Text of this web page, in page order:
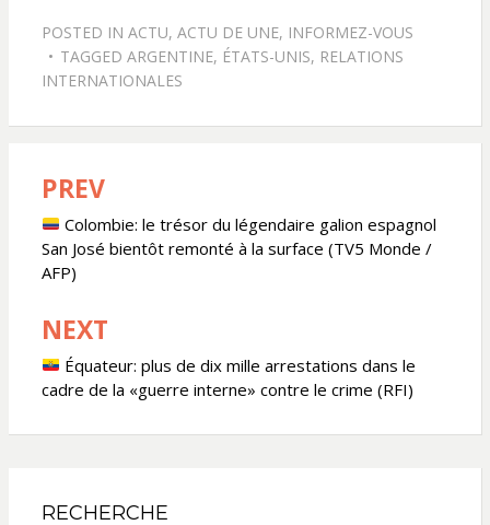
POSTED IN ACTU, ACTU DE UNE, INFORMEZ-VOUS
TAGGED ARGENTINE, ÉTATS-UNIS, RELATIONS
INTERNATIONALES
Navigation
de
l’article
PREV
Colombie: le trésor du légendaire galion espagnol
San José bientôt remonté à la surface (TV5 Monde /
AFP)
NEXT
Équateur: plus de dix mille arrestations dans le
cadre de la «guerre interne» contre le crime (RFI)
RECHERCHE